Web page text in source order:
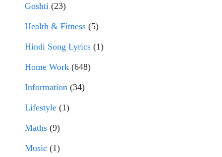
Goshti (23)
Health & Fitness (5)
Hindi Song Lyrics (1)
Home Work (648)
Information (34)
Lifestyle (1)
Maths (9)
Music (1)